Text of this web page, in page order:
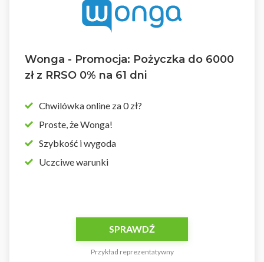
Wonga - Promocja: Pożyczka do 6000
zł z RRSO 0% na 61 dni
Chwilówka online za 0 zł?
Proste, że Wonga!
Szybkość i wygoda
Uczciwe warunki
SPRAWDŹ
Przykład reprezentatywny